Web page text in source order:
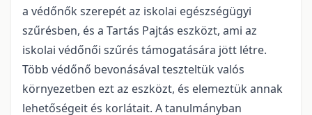
a védőnők szerepét az iskolai egészségügyi
szűrésben, és a Tartás Pajtás eszközt, ami az
iskolai védőnői szűrés támogatására jött létre.
Több védőnő bevonásával teszteltük valós
környezetben ezt az eszközt, és elemeztük annak
lehetőségeit és korlátait. A tanulmányban